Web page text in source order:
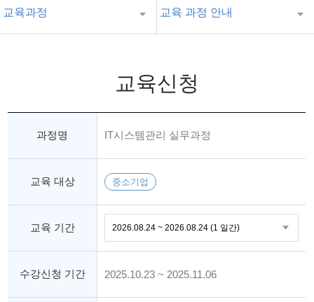
교육과정 교육 과정 안내
교육신청
과정명 IT시스템관리 실무과정
교육 대상 중소기업
교육 기간
수강신청 기간 2025.10.23 ~ 2025.11.06